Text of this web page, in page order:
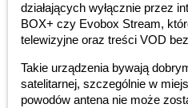
działających wyłącznie przez
BOX+ czy Evobox Stream,
telewizyjne oraz treści VOD
Takie urządzenia bywają
satelitarnej, szczególnie w
powodów antena nie może